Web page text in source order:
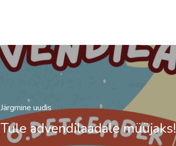
Järgmine uudis
Tule advendilaadale müüjaks!